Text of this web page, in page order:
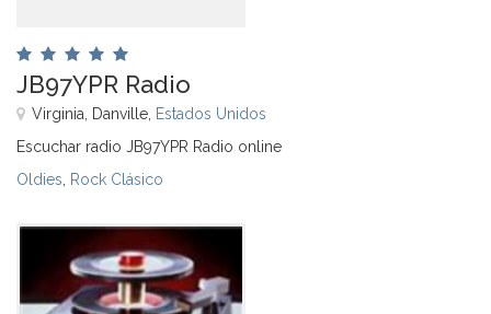
JB97YPR Radio
Virginia, Danville, Estados Unidos
Escuchar radio JB97YPR Radio online
Oldies Rock Clásico